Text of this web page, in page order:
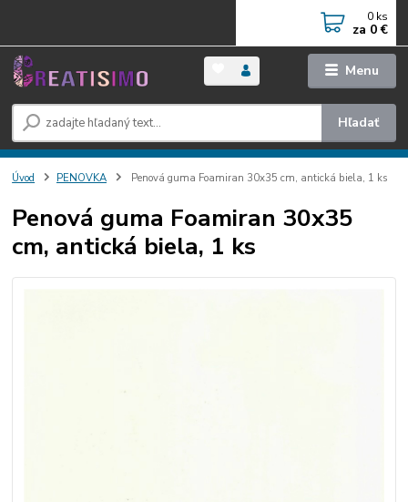
Menu
Hľadať
0 ks
za 0 €
Úvod PENOVKA Penová guma Foamiran 30x35 cm, antická biela, 1 ks
Penová guma Foamiran 30x35
cm, antická biela, 1 ks